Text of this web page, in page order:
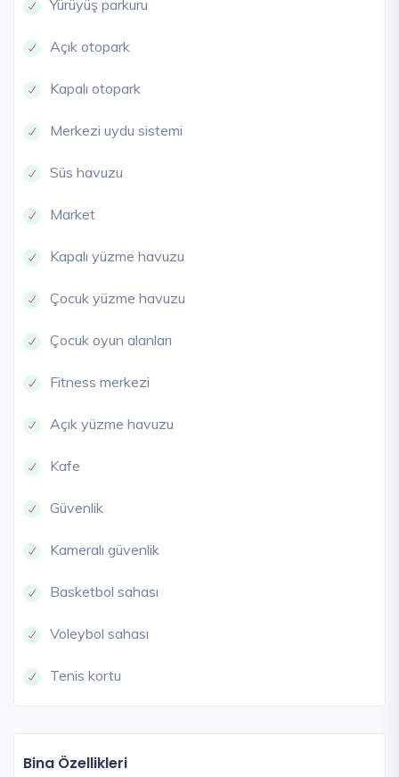
Yürüyüş parkuru
Açık otopark
Kapalı otopark
Merkezi uydu sistemi
Süs havuzu
Market
Kapalı yüzme havuzu
Çocuk yüzme havuzu
Çocuk oyun alanları
Fitness merkezi
Açık yüzme havuzu
Kafe
Güvenlik
Kameralı güvenlik
Basketbol sahası
Voleybol sahası
Tenis kortu
Bina Özellikleri